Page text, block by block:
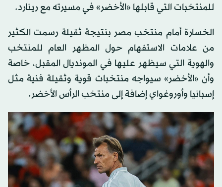
للمنتخبات التي قابلها «الأخضر» في مسيرته مع رينارد.
الخسارة أمام منتخب مصر بنتيجة ثقيلة رسمت الكثير
من علامات الاستفهام حول المظهر العام للمنتخب
والهوية التي سيظهر عليها في المونديال المقبل، خاصة
وأن «الأخضر» سيواجه منتخبات قوية وثقيلة فنية مثل
إسبانيا وأوروغواي إضافة إلى منتخب الرأس الأخضر.